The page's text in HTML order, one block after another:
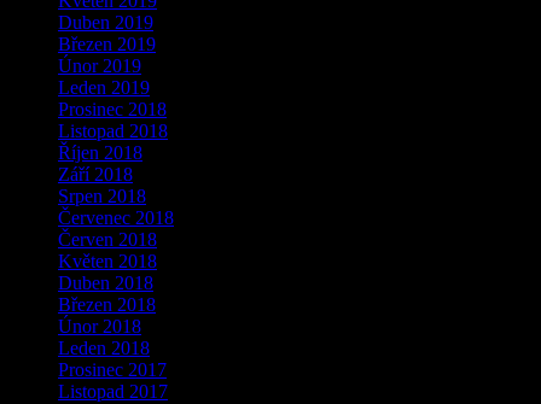
Duben 2019
Březen 2019
Únor 2019
Leden 2019
Prosinec 2018
Listopad 2018
Říjen 2018
Září 2018
Srpen 2018
Červenec 2018
Červen 2018
Květen 2018
Duben 2018
Březen 2018
Únor 2018
Leden 2018
Prosinec 2017
Listopad 2017